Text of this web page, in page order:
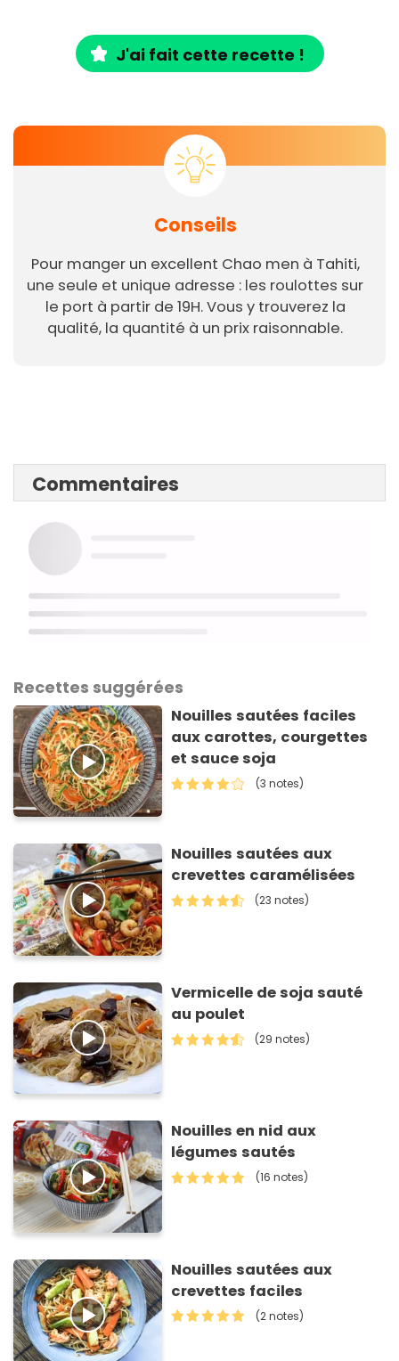
J'ai fait cette recette !
Conseils
Pour manger un excellent Chao men à Tahiti,
une seule et unique adresse : les roulottes sur
le port à partir de 19H. Vous y trouverez la
qualité, la quantité à un prix raisonnable.
Commentaires
Recettes suggérées
Nouilles sautées faciles
aux carottes, courgettes
et sauce soja
(3 notes)
Nouilles sautées aux
crevettes caramélisées
(23 notes)
Vermicelle de soja sauté
au poulet
(29 notes)
Nouilles en nid aux
légumes sautés
(16 notes)
Nouilles sautées aux
crevettes faciles
(2 notes)